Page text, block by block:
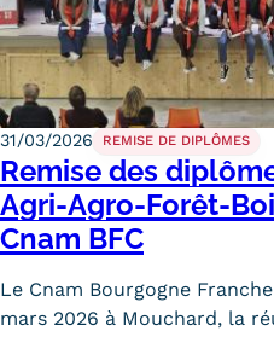
31/03/2026 REMISE DE DIPLÔMES
Remise des
Agri-Agro-Forêt-
Cnam BFC
Le Cnam Bourgogne
mars 2026 à Mouchard, la